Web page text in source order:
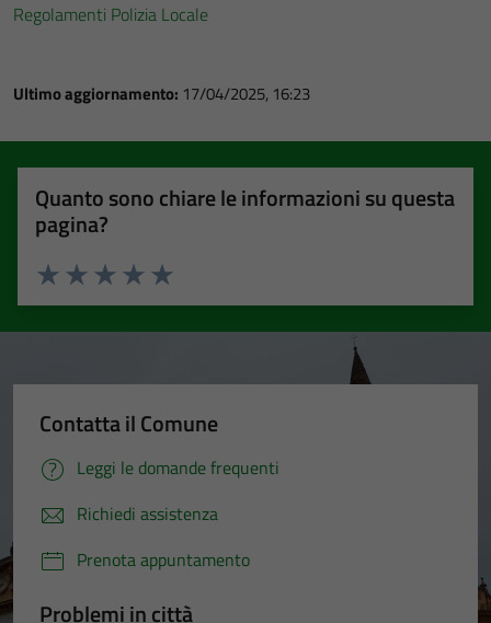
Regolamenti Polizia Locale
Ultimo aggiornamento: 17/04/2025, 16:23
Quanto sono chiare le informazioni su questa
pagina?
Valuta 5 stelle su 5
Valuta 4 stelle su 5
Valuta 3 stelle su 5
Valuta 2 stelle su 5
Valuta 1 stelle su 5
Contatta il Comune
Leggi le domande frequenti
Richiedi assistenza
Prenota appuntamento
Problemi in città